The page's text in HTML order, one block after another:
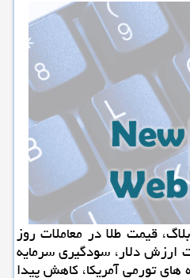
قیمت طلا در معاملات روز
ارزش دلار، سودگیری سرمایه
های تورمی آمریکا، کاهش پیدا